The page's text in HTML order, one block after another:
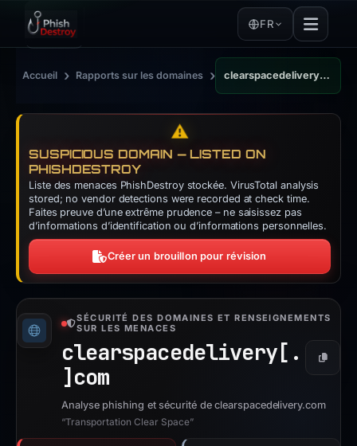
FR
Accueil › Rapports sur les domaines › clearspacedelivery.com
⚠️
SUSPICIOUS DOMAIN — LISTED ON
PHISHDESTROY
Liste des menaces PhishDestroy stockée. VirusTotal analysis
stored; no vendor detections were recorded at check time.
Faites preuve d’une extrême prudence – ne saisissez pas
d’informations d’identification ou d’informations personnelles.
Créer un brouillon pour révision
SÉCURITÉ DES DOMAINES ET RENSEIGNEMENTS
SUR LES MENACES
clearspacedelivery[.
] com
Copier
Analyse phishing et sécurité de clearspacedelivery.com
“Transportation Clear Space”